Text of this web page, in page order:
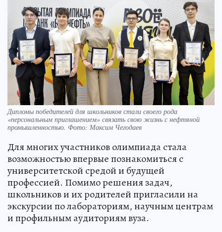
Дипломы победителей для школьников стали своего рода
«персональным приглашением» связать свою жизнь с нефтяной
промышленностью. Фото: Максим Чегодаев
Для многих участников олимпиада стала
возможностью впервые познакомиться с
университетской средой и будущей
профессией. Помимо решения задач,
школьников и их родителей пригласили на
экскурсии по лабораториям, научным центрам
и профильным аудиториям вуза.